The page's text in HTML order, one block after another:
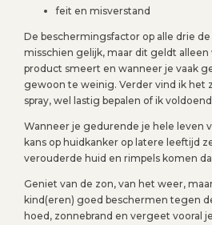
feit en misverstand
De beschermingsfactor op alle drie
misschien gelijk, maar dit geldt
product smeert en wanneer je vaak
gewoon te weinig. Verder vind ik het
spray, wel lastig bepalen of ik
Wanneer je gedurende je hele leven
kans op huidkanker op latere leeftijd
verouderde huid en rimpels komen
Geniet van de zon, van het weer,
kind(eren) goed beschermen tegen
hoed, zonnebrand en vergeet vooral